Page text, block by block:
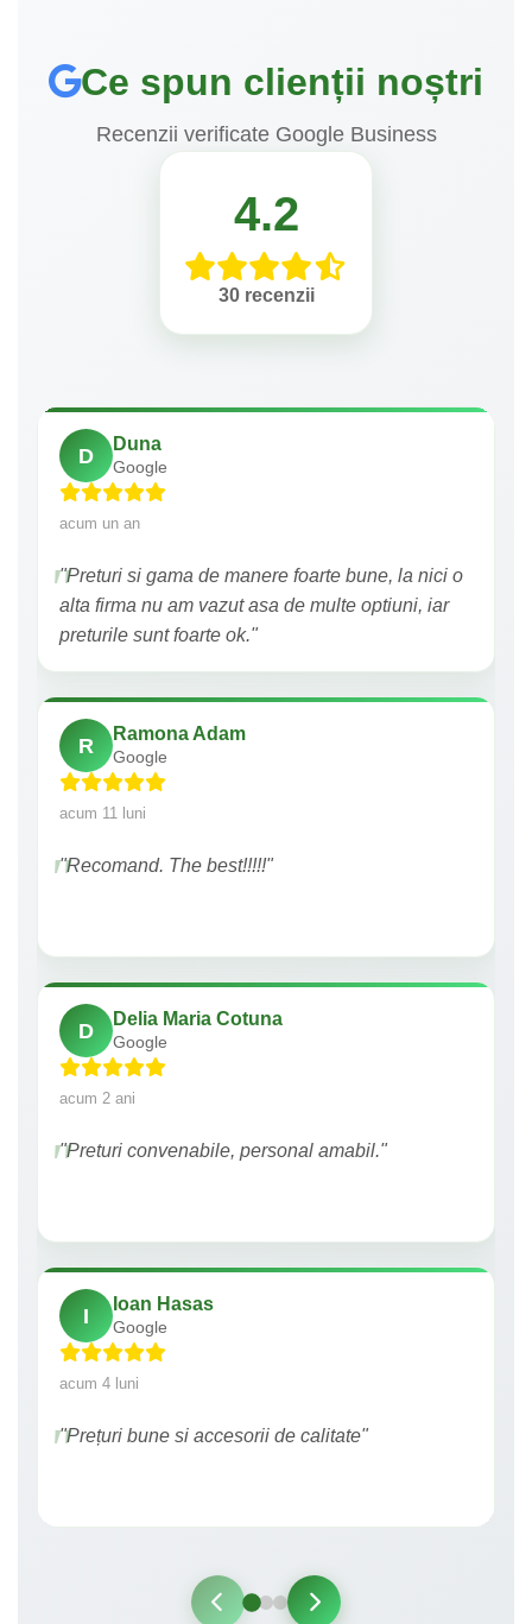
Ce spun clienții noștri
Recenzii verificate Google Business
4.2
30 recenzii
D
Duna
Google
acum un an
"Preturi si gama de manere foarte bune, la nici o
alta firma nu am vazut asa de multe optiuni, iar
preturile sunt foarte ok."
R
Ramona Adam
Google
acum 11 luni
"Recomand. The best!!!!!"
D
Delia Maria Cotuna
Google
acum 2 ani
"Preturi convenabile, personal amabil."
I
Ioan Hasas
Google
acum 4 luni
"Prețuri bune si accesorii de calitate"